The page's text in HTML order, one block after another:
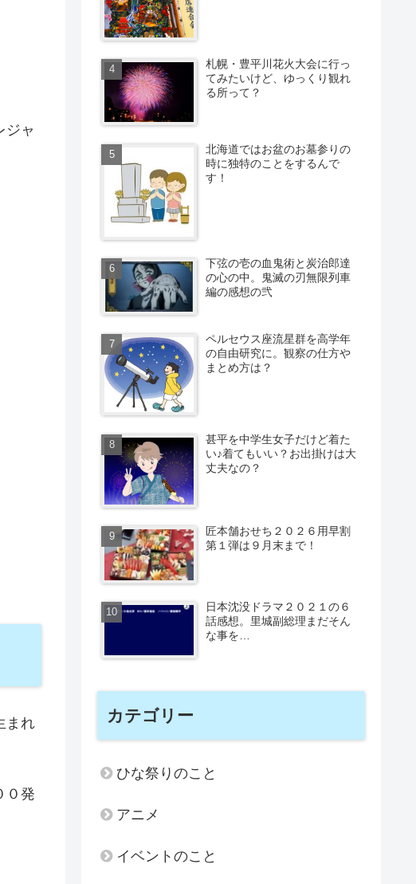
ジャ
まれ
０発
札幌・豊平川花火大会に行っ
てみたいけど、ゆっくり観れ
る所って？
北海道ではお盆のお墓参りの
時に独特のことをするんで
す！
下弦の壱の血鬼術と炭治郎達
の心の中。鬼滅の刃無限列車
編の感想の弐
ペルセウス座流星群を高学年
の自由研究に。観察の仕方や
まとめ方は？
甚平を中学生女子だけど着た
い♪着てもいい？お出掛けは大
丈夫なの？
匠本舗おせち２０２６用早割
第１弾は９月末まで！
日本沈没ドラマ２０２１の６
話感想。里城副総理まだそん
な事を…
カテゴリー
ひな祭りのこと
アニメ
イベントのこと